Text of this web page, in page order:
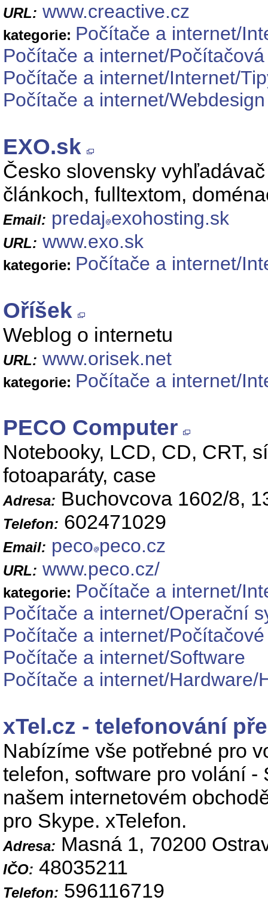
URL: www.creactive.cz
kategorie: Počítače a internet/
Počítače a internet/
Počítače a internet/Internet/
Počítače a internet/
EXO.sk
Česko slovensky
článkoch, fulltextom,
Email: predaj exohosting.sk
URL: www.exo.sk
kategorie: Počítače a internet/
Oříšek
Weblog o internetu
URL: www.orisek.net
kategorie: Počítače a internet/
PECO Computer
Notebooky, LCD, CD, CRT,
fotoaparáty, case
Adresa: Buchovcova 1602/8,
Telefon: 602471029
Email: peco peco.cz
URL: www.peco.cz/
kategorie: Počítače a internet/
Počítače a internet/Operační
Počítače a internet/
Počítače a internet/Software
Počítače a internet/
xTel.cz - telefonování
Nabízíme vše potřebné pro
telefon, software pro volání
našem internetovém
pro Skype. xTelefon.
Adresa: Masná 1, 70200
IČO: 48035211
Telefon: 596116719